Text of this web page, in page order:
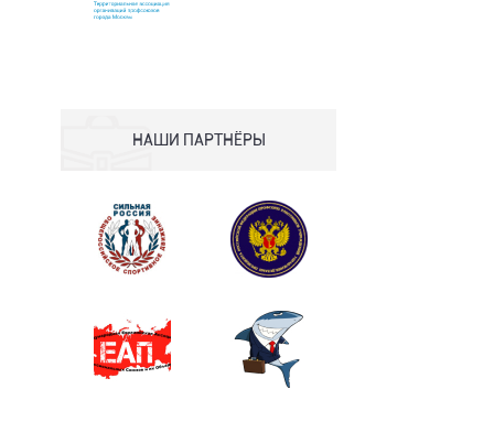
НАШИ ПАРТНЁРЫ